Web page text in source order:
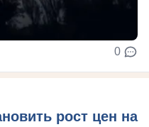
0
рост цен на